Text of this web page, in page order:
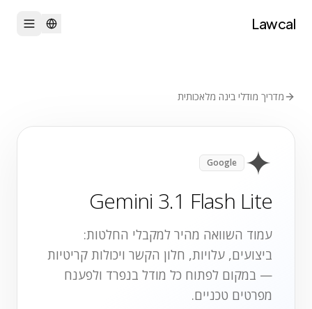
Lawcal
מדריך מודלי בינה מלאכותית
Google
Gemini 3.1 Flash Lite
עמוד השוואה מהיר למקבלי החלטות:
ביצועים, עלויות, חלון הקשר ויכולות קריטיות
— במקום לפתוח כל מודל בנפרד ולפענח
מפרטים טכניים.